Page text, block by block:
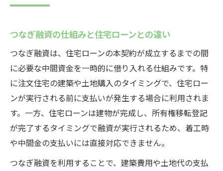
つなぎ融資の仕組みと住宅ローンとの違い
つなぎ融資は、住宅ローンの本契約が成立するまでの間
に必要な中間資金を一時的に借り入れる仕組みです。特
に注文住宅の建築や土地購入のタイミングで、住宅ロー
ンが実行される前に支払いが発生する場合に利用されま
す。一方、住宅ローンは建物が完成し、所有権移転登記
が完了するタイミングで融資が実行されるため、着工時
や中間金の支払いには直接対応できません。
つなぎ融資を利用することで、建築費用や土地代の支払